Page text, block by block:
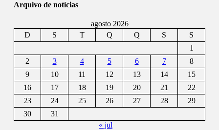
Arquivo de notícias
agosto 2026
D
S T Q Q S
S
1
2
3 4 5 6 7
8
9
10 11 12 13 14
15
16
17 18 19 20 21
22
23
24 25 26 27 28
29
30
31
« jul